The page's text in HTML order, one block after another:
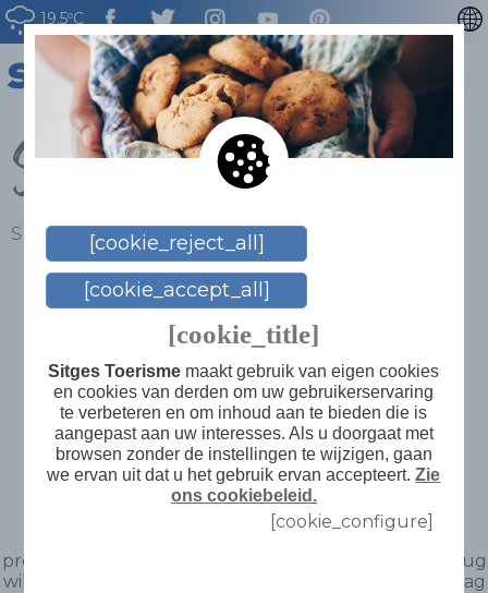
19.5ºC
CATALÀ
ENGLISH
ESPAÑOL
Sitges in één dag
Sitges > Plan je reis > Sitges in één dag
Vandaag kan een
geweldige dag
worden
probleem. Het is lang genoeg om te weten dat je terug
wilt komen. Hier is onze suggestie voor een intense dag
[cookie_reject_all]
[cookie_accept_all]
[cookie_title]
Sitges Toerisme maakt gebruik van eigen cookies
en cookies van derden om uw gebruikerservaring
te verbeteren en om inhoud aan te bieden die is
aangepast aan uw interesses. Als u doorgaat met
browsen zonder de instellingen te wijzigen, gaan
we ervan uit dat u het gebruik ervan accepteert.Zie
ons cookiebeleid.
[cookie_configure]